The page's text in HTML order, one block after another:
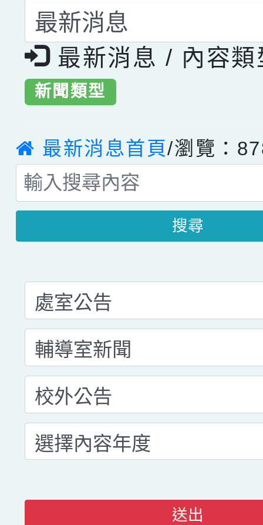
選擇後頁面內容會更
最新消息 / 內容類
新聞類型
最新消息首頁/瀏覽：
搜尋
送出